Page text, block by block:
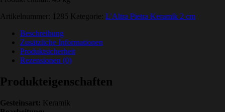
Artikelnummer: 1285 Kategorie: L'Altra Pietra Keramik 2 cm
Beschreibung
Zusätzliche Informationen
Produktsicherheit
Rezensionen (0)
Produkteigenschaften
Gesteinsart: Keramik